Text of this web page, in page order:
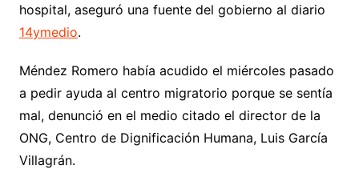
hospital, aseguró una fuente del gobierno al diario
14ymedio.
Méndez Romero había acudido el miércoles pasado
a pedir ayuda al centro migratorio porque se sentía
mal, denunció en el medio citado el director de la
ONG, Centro de Dignificación Humana, Luis García
Villagrán.